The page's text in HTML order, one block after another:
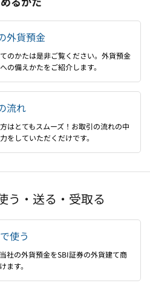
外貨預金
のかたは是非ご覧ください。外貨預金
の備えかたをご紹介します。
流れ
はとてもスムーズ！お取引の流れの中
をしていただくだけです。
う・送る・受取る
使う
社の外貨預金をSBI証券の外貨建て商
ます。